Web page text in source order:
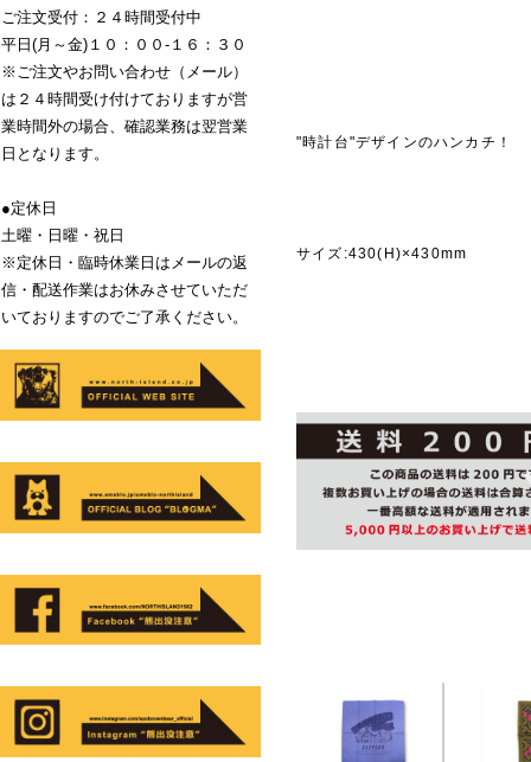
"時計台"デザインのハンカチ！
サイズ:430(H)×430mm
ご注文受付：２４時間受付中
平日(月～金)１０：００-１６：３０
※ご注文やお問い合わせ（メール）
は２４時間受け付けておりますが営
業時間外の場合、確認業務は翌営業
日となります。
●定休日
土曜・日曜・祝日
※定休日・臨時休業日はメールの返
信・配送作業はお休みさせていただ
いておりますのでご了承ください。